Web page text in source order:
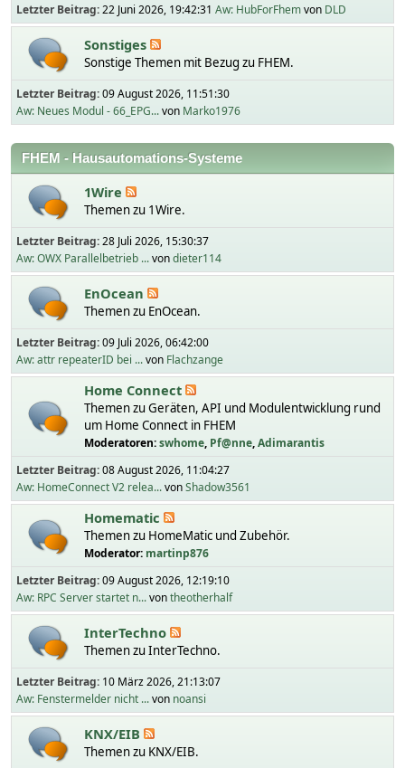
Letzter Beitrag:22 Juni 2026, 19:42:31 Aw: HubForFhemvon DLD
Sonstiges
Sonstige Themen mit Bezug zu FHEM.
Letzter Beitrag:09 August 2026, 11:51:30
Aw: Neues Modul - 66_EPG...von Marko1976
FHEM - Hausautomations-Systeme
1Wire
Themen zu 1Wire.
Letzter Beitrag:28 Juli 2026, 15:30:37
Aw: OWX Parallelbetrieb ...vondieter114
EnOcean
Themen zu EnOcean.
Letzter Beitrag:09 Juli 2026, 06:42:00
Aw: attr repeaterID bei ...von Flachzange
Home Connect
Themen zu Geräten, API und Modulentwicklung rund
um Home Connect in FHEM
Moderatoren:swhome, Pf@nne,Adimarantis
Letzter Beitrag:08 August 2026, 11:04:27
Aw: HomeConnect V2 relea...vonShadow3561
Homematic
Themen zu HomeMatic und Zubehör.
Moderator: martinp876
Letzter Beitrag:09 August 2026, 12:19:10
Aw: RPC Server startet n...vontheotherhalf
InterTechno
Themen zu InterTechno.
Letzter Beitrag: 10 März 2026, 21:13:07
Aw: Fenstermelder nicht ...von noansi
KNX/EIB
Themen zu KNX/EIB.